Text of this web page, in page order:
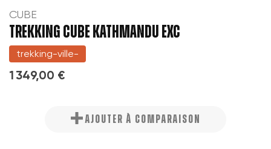
CUBE
TREKKING CUBE KATHMANDU EXC
trekking-ville-
1 349,00 €
AJOUTER À COMPARAISON